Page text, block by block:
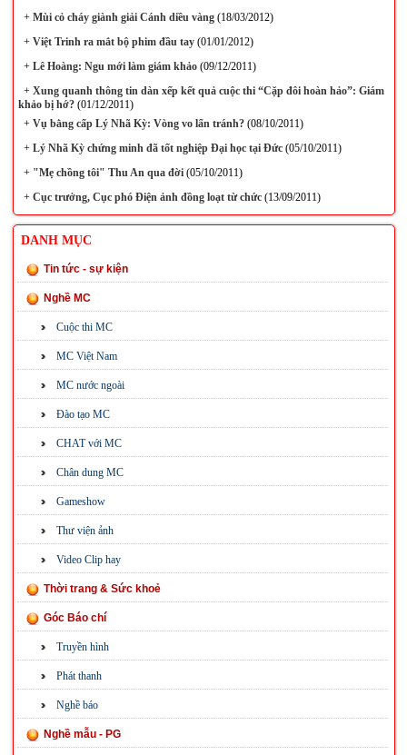
+Mùi cỏ cháy giành giải Cánh diều vàng(18/03/2012)
+Việt Trinh ra mắt bộ phim đầu tay(01/01/2012)
+Lê Hoàng: Ngu mới làm giám khảo(09/12/2011)
+Xung quanh thông tin dàn xếp kết quả cuộc thi “Cặp đôi hoàn hảo”: Giám
khảo bị hớ?(01/12/2011)
+Vụ bằng cấp Lý Nhã Kỳ: Vòng vo lẩn tránh?(08/10/2011)
+Lý Nhã Kỳ chứng minh đã tốt nghiệp Đại học tại Đức(05/10/2011)
+"Mẹ chồng tôi" Thu An qua đời(05/10/2011)
+Cục trưởng, Cục phó Điện ảnh đồng loạt từ chức(13/09/2011)
DANH MỤC
Tin tức - sự kiện
Nghề MC
Cuộc thi MC
MC Việt Nam
MC nước ngoài
Đào tạo MC
CHAT với MC
Chân dung MC
Gameshow
Thư viện ảnh
Video Clip hay
Thời trang & Sức khoẻ
Góc Báo chí
Truyền hình
Phát thanh
Nghề báo
Nghề mẫu - PG